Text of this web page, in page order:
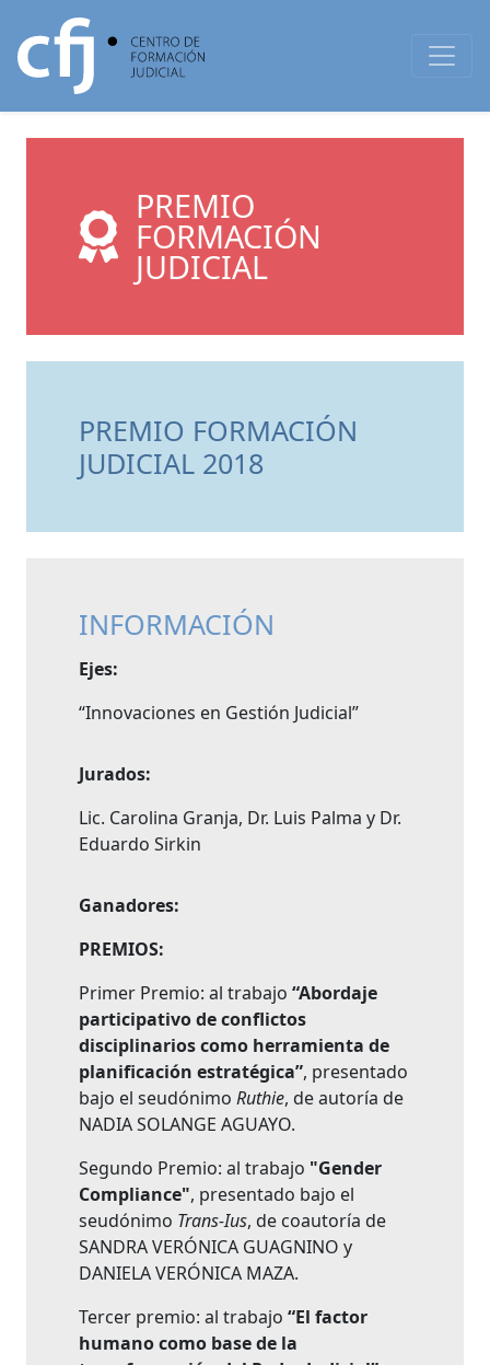
PREMIO
FORMACIÓN
JUDICIAL
PREMIO FORMACIÓN
JUDICIAL 2018
INFORMACIÓN
Ejes:
“Innovaciones en Gestión Judicial”
Jurados:
Lic. Carolina Granja, Dr. Luis Palma y Dr.
Eduardo Sirkin
Ganadores:
PREMIOS:
Primer Premio: al trabajo “Abordaje
participativo de conflictos
disciplinarios como herramienta de
planificación estratégica”, presentado
bajo el seudónimo Ruthie, de autoría de
NADIA SOLANGE AGUAYO.
Segundo Premio: al trabajo "Gender
Compliance", presentado bajo el
seudónimo Trans-Ius, de coautoría de
SANDRA VERÓNICA GUAGNINO y
DANIELA VERÓNICA MAZA.
Tercer premio: al trabajo “El factor
humano como base de la